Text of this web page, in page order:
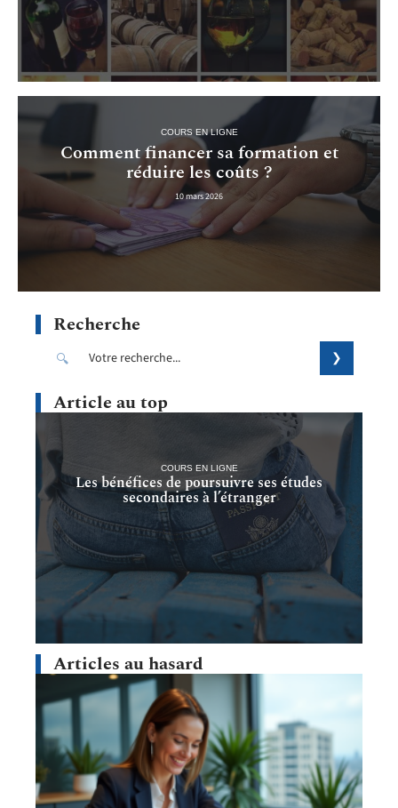
COURS EN LIGNE
Comment financer sa formation et
réduire les coûts ?
10 mars 2026
Recherche
Article au top
COURS EN LIGNE
Les bénéfices de poursuivre ses études
secondaires à l’étranger
Articles au hasard